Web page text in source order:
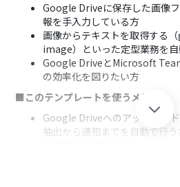
Google Driveに保存した画像
報を手入力している方
画像からテキストを取得する
image）といった定型業務を
Google DriveとMicrosoft
の効率化を図りたい方
■このテンプレートを使うメリット
Google Driveへのアップロー
抽出から通知までを自動で行